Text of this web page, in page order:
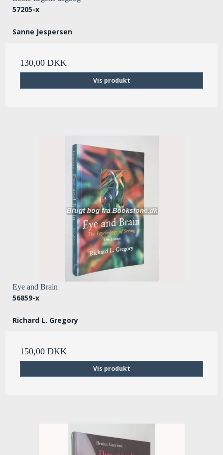
57205-x
Sanne Jespersen
130,00 DKK
Vis produkt
Eye and Brain
56859-x
Richard L. Gregory
150,00 DKK
Vis produkt